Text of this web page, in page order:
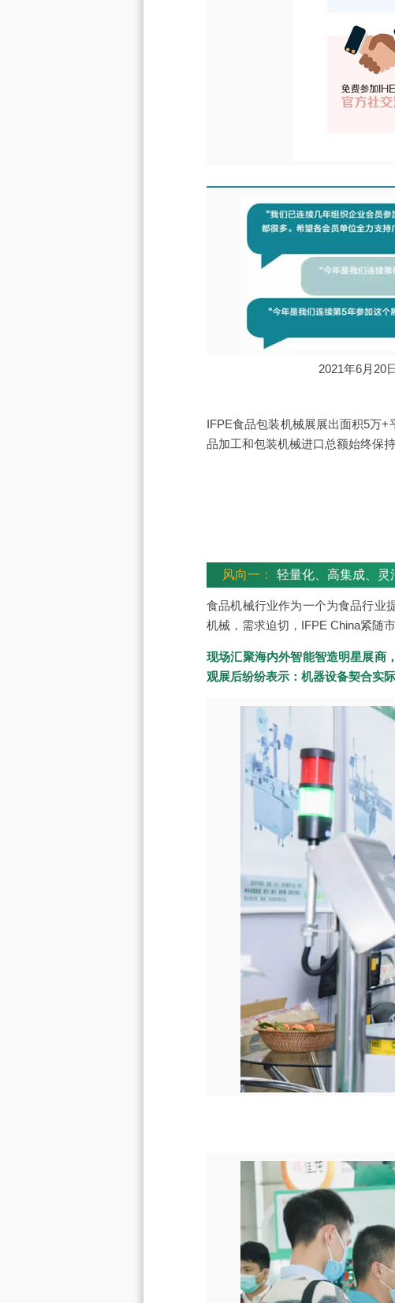
2021年6月20
IFPE食品包装机械展展出面积5万
品加工和包装机械进口总额始终保
风向一： 轻量化、高集成、灵
食品机械行业作为一个为食品行业
机械，需求迫切，IFPE China紧随
现场汇聚海内外智能智造明星展商
观展后纷纷表示：机器设备契合实